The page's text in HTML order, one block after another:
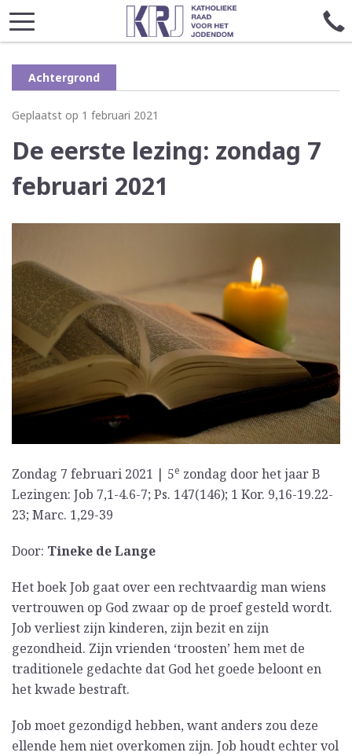
Achtergrond
Geplaatst op 1 februari 2021
De eerste lezing: zondag 7
februari 2021
Zondag 7 februari 2021 | 5e zondag door het jaar B
Lezingen: Job 7,1-4.6-7; Ps. 147(146); 1 Kor. 9,16-19.22-
23; Marc. 1,29-39
Door: Tineke de Lange
Het boek Job gaat over een rechtvaardig man wiens
vertrouwen op God zwaar op de proef gesteld wordt.
Job verliest zijn kinderen, zijn bezit en zijn
gezondheid. Zijn vrienden ‘troosten’ hem met de
traditionele gedachte dat God het goede beloont en
het kwade bestraft.
Job moet gezondigd hebben, want anders zou deze
ellende hem niet overkomen zijn. Job houdt echter vol